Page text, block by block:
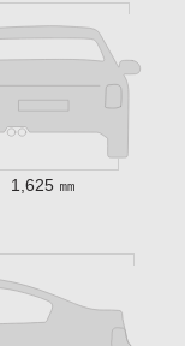
1,625 ㎜